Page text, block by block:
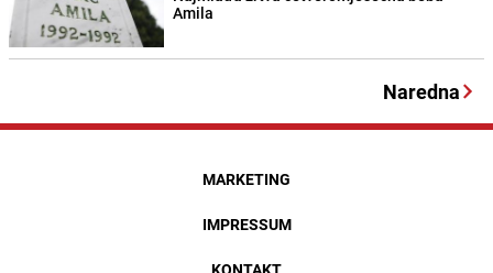
Amila
Naredna
MARKETING
IMPRESSUM